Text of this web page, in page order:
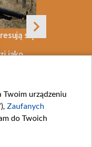
się
jako
06 SIERPNIA 2026
Twoim urządzeniu
Zaufanych
do Twoich